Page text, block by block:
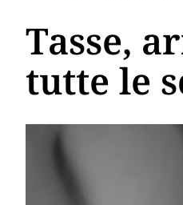
Tasse,
tutte le